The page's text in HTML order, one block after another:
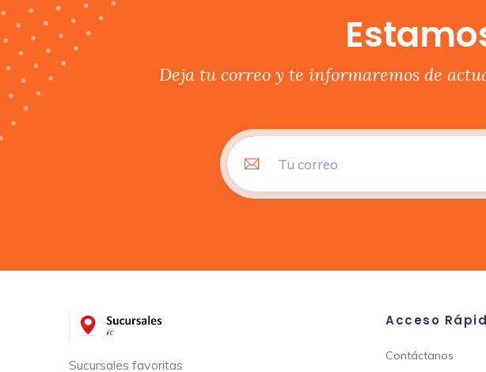
Deja tu correo y te informaremos de
Sucursales favoritas
Acceso
Contáctanos